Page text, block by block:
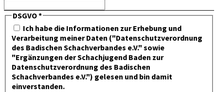
DSGVO*
Ich habe die Informationen zur Erhebung und
Verarbeitung meiner Daten ("Datenschutzverordnung
des Badischen Schachverbandes e.V." sowie
"Ergänzungen der Schachjugend Baden zur
Datenschutzverordnung des Badischen
Schachverbandes e.V.") gelesen und bin damit
einverstanden.